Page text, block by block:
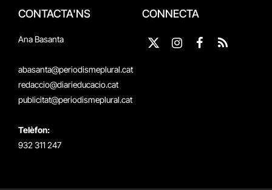
CONTACTA'NS
Ana Basanta
abasanta@periodismeplural.cat
redaccio@diarieducacio.cat
publicitat@periodismeplural.cat
Telèfon:
932 311 247
CONNECTA
X
InstagramFacebook
RSS